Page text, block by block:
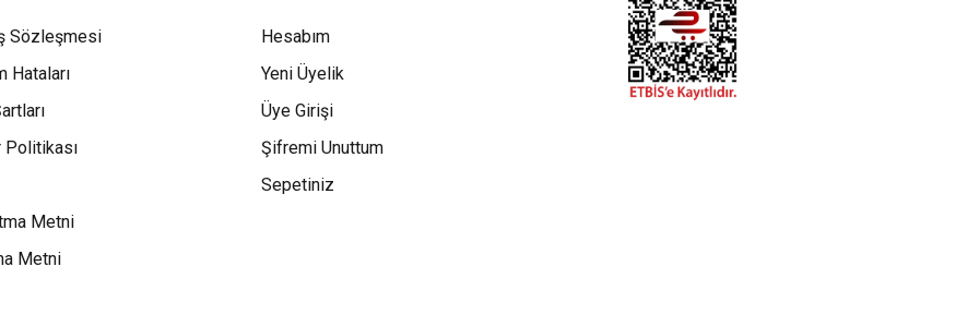
Sözleşmesi
Hataları
Metni
Metni
Hesabım
Yeni Üyelik
Üye Girişi
Şifremi Unuttum
Sepetiniz